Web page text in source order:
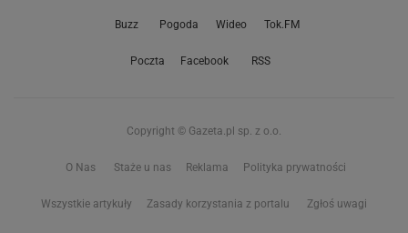
Buzz Pogoda Wideo Tok.FM
Poczta Facebook RSS
Copyright © Gazeta.pl sp. z o.o.
O Nas Staże u nas Reklama Polityka prywatności
Wszystkie artykuły Zasady korzystania z portalu Zgłoś uwagi